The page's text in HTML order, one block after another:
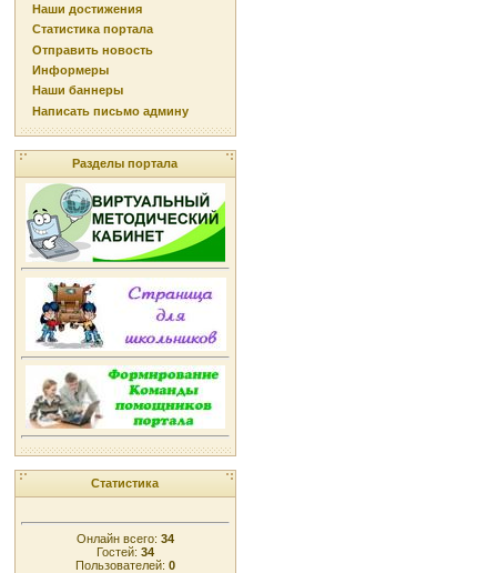
Наши достижения
Статистика портала
Отправить новость
Информеры
Наши баннеры
Написать письмо админу
Разделы портала
Статистика
Онлайн всего: 34
Гостей: 34
Пользователей: 0